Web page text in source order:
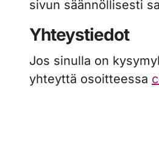
sivun säännöllisesti
Yhteystiedot
Jos sinulla on
yhteyttä osoitteessa